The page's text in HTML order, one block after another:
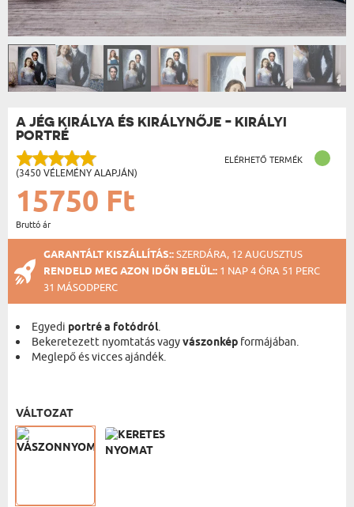
A JÉG KIRÁLYA ÉS KIRÁLYNŐJE - KIRÁLYI
PORTRÉ
(3450 VÉLEMÉNY ALAPJÁN)
ELÉRHETŐ TERMÉK
15750 Ft
Bruttó ár
GARANTÁLT KISZÁLLÍTÁS::SZERDÁRA, 12 AUGUSZTUS
RENDELD MEG AZON IDŐN BELÜL:: 1 NAP 4 ÓRA 51 PERC
31 MÁSODPERC
Egyedi portré a fotódról.
Bekeretezett nyomtatás vagyvászonkép formájában.
Meglepő és vicces ajándék.
VÁLTOZAT